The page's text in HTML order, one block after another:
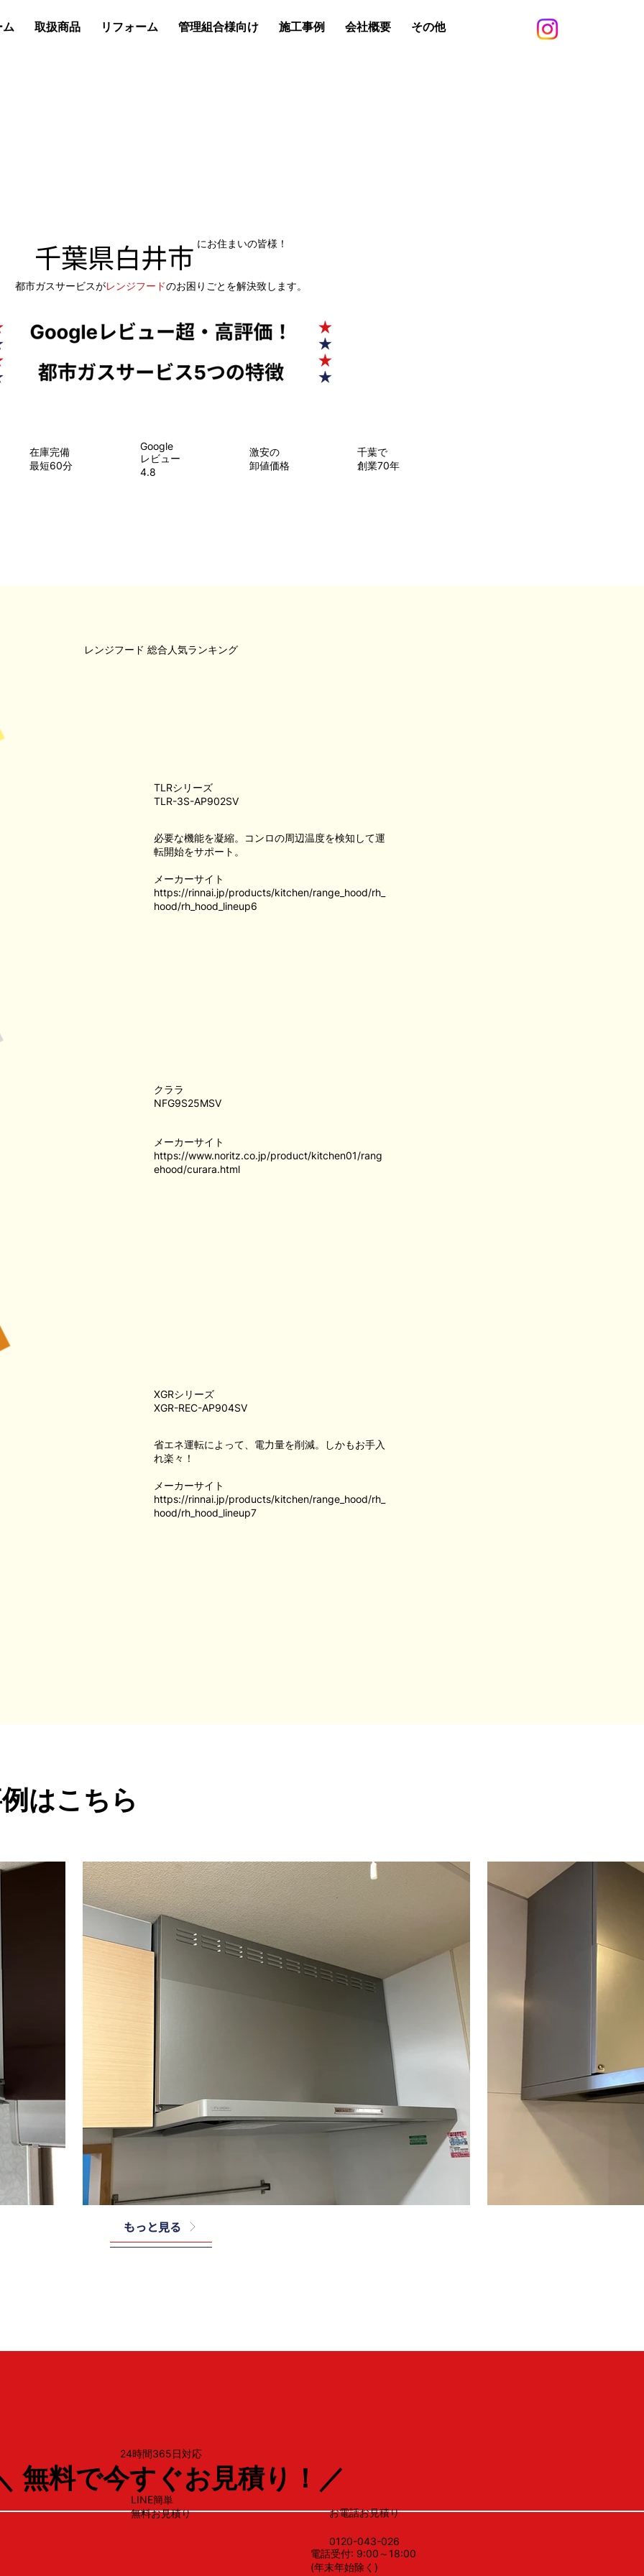
ム 取扱商品 リフォーム 管理組合様向け 施工事例 会社概要 その他
にお住まいの皆様！
千葉県白井市
都市ガスサービスがレンジフードのお困りごとを解決致します。
在庫完備
最短60分
Google
レビュー
4.8
​激安の
卸値価格
千葉で
創業70年
総合人気ランキング
レンジフード
必要な機能を凝縮。コンロの周辺温度を検知して運
転開始をサポート。
メーカーサイト
https://rinnai.jp/products/kitchen/range_hood/rh_
hood/rh_hood_lineup6
TLRシリーズ
TLR-3S-AP902SV
メーカーサイト
https://www.noritz.co.jp/product/kitchen01/rang
ehood/curara.html
クララ
NFG9S25MSV
省エネ運転によって、電力量を削減。しかもお手入
れ楽々！
メーカーサイト
https://rinnai.jp/products/kitchen/range_hood/rh_
hood/rh_hood_lineup7
XGRシリーズ
XGR-REC-AP904SV
もっと見る
はこちら
LINE簡単
無料お見積り
0120-043-026
お電話お見積り
電話受付: 9:00～18:00
(年末年始除く)
無料で今すぐお見積り！／
24時間365日対応